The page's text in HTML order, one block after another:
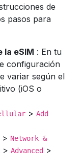
de
pasos para
la eSIM : En tu
configuración
variar según el
(iOS o
> Add
> Network &
> Advanced >